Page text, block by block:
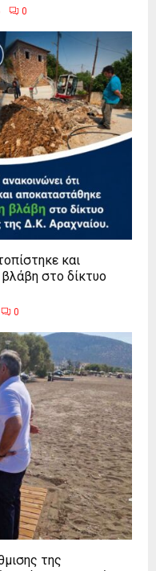
0
και
στο δίκτυο
0
της